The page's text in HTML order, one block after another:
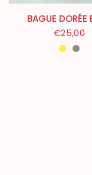
BAGUE DORÉE
€25,00
Doré